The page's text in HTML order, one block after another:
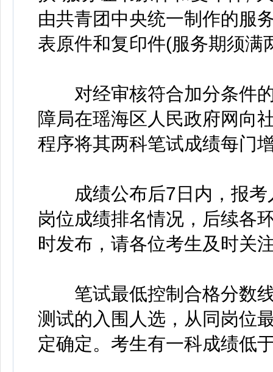
由共青团中央统一制作的服
表原件和复印件(服务期须满
对经审核符合加分条件的
障局在瑶海区人民政府网向
程序将其两科笔试成绩每门
成绩公布后7日内，报考
岗位成绩排名情况，后续各
时发布，请各位考生及时关
笔试最低控制合格分数线
测试的入围人选，从同岗位
定确定。考生有一科成绩低